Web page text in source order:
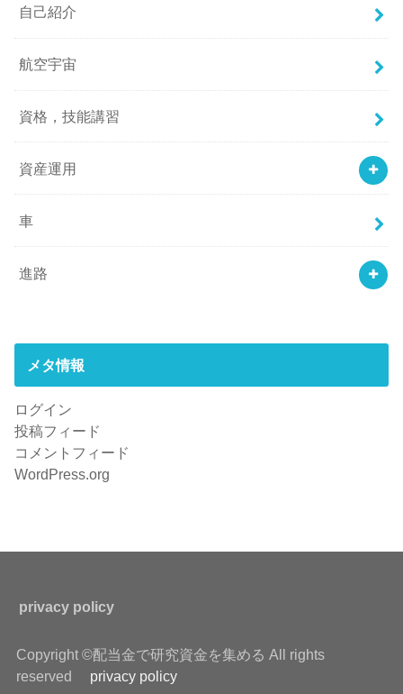
自己紹介
航空宇宙
資格，技能講習
資産運用
車
進路
メタ情報
ログイン
投稿フィード
コメントフィード
WordPress.org
privacy policy
Copyright ©配当金で研究資金を集める All rights
reserved privacy policy